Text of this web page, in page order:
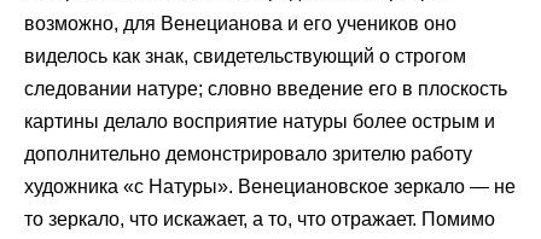
возможно, для Венецианова и его учеников оно
виделось как знак, свидетельствующий о строгом
следовании натуре; словно введение его в плоскость
картины делало восприятие натуры более острым и
дополнительно демонстрировало зрителю работу
художника «с Натуры». Венециановское зеркало — не
то зеркало, что искажает, а то, что отражает. Помимо